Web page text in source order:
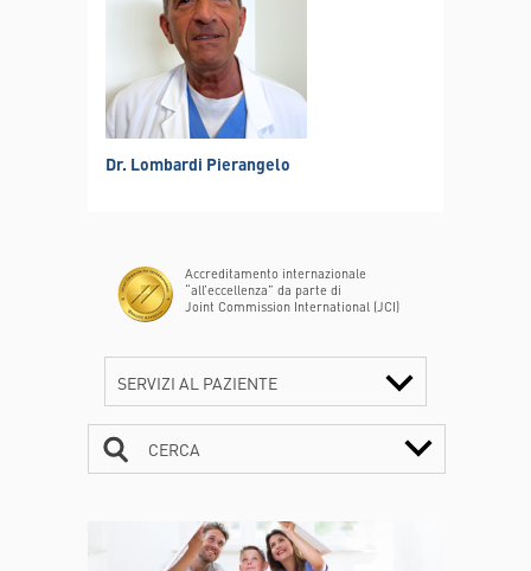
Dr. Lombardi Pierangelo
Accreditamento internazionale
“all’eccellenza” da parte di
Joint Commission International (JCI)
SERVIZI AL PAZIENTE
CERCA